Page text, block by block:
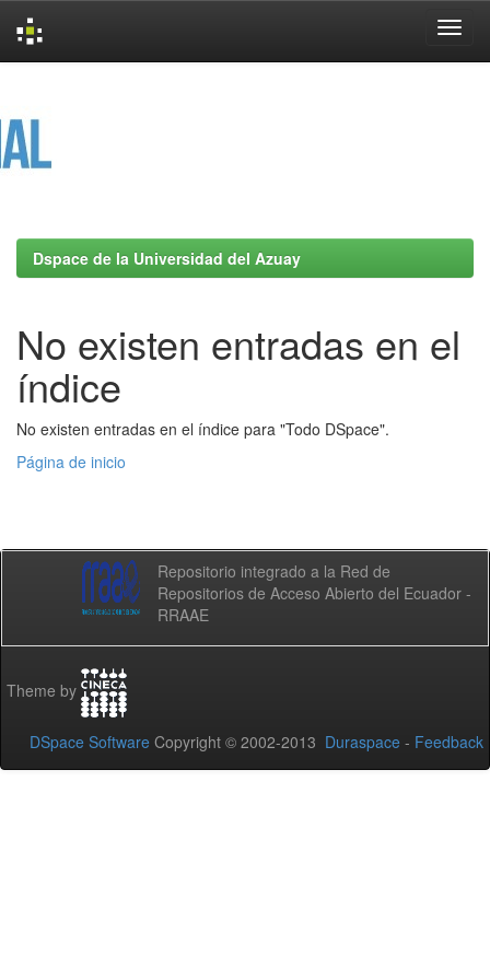
Dspace de la Universidad del Azuay
No existen entradas en el
índice
No existen entradas en el índice para "Todo DSpace".
Página de inicio
Repositorio integrado a la Red de
Repositorios de Acceso Abierto del Ecuador -
RRAAE
Theme by
DSpace Software Copyright © 2002-2013 Duraspace - Feedback